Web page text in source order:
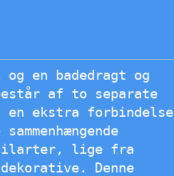
en badedragt og
af to separate
en ekstra forbindelse
lige fra
Denne